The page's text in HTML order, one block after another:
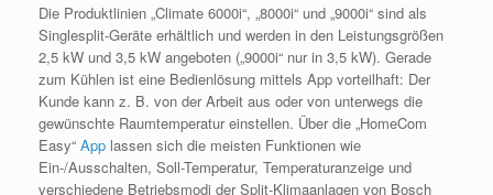
Die Produktlinien „Climate 6000i“, „8000i“ und „9000i“ sind als
Singlesplit-Geräte erhältlich und werden in den Leistungsgrößen
2,5 kW und 3,5 kW angeboten („9000i“ nur in 3,5 kW). Gerade
zum Kühlen ist eine Bedienlösung mittels App vorteilhaft: Der
Kunde kann z. B. von der Arbeit aus oder von unterwegs die
gewünschte Raumtemperatur einstellen. Über die „HomeCom
Easy“ App lassen sich die meisten Funktionen wie
Ein-/Ausschalten, Soll-Temperatur, Temperaturanzeige und
verschiedene Betriebsmodi der Split-Klimaanlagen von Bosch